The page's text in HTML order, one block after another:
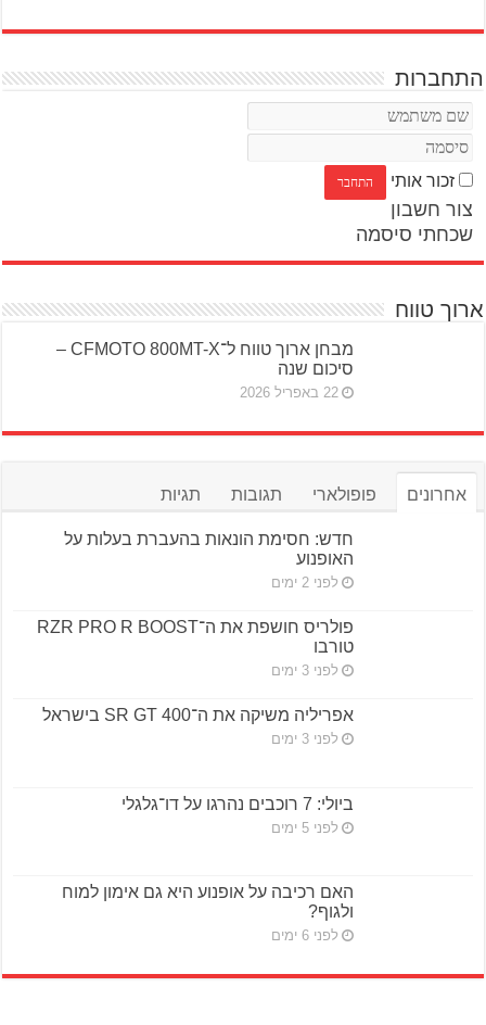
התחברות
זכור אותי
צור חשבון
שכחתי סיסמה
ארוך טווח
מבחן ארוך טווח ל־CFMOTO 800MT-X –
סיכום שנה
22 באפריל 2026
אחרונים פופולארי תגובות תגיות
חדש: חסימת הונאות בהעברת בעלות על
האופנוע
לפני 2 ימים
פולריס חושפת את ה־RZR PRO R BOOST
טורבו
לפני 3 ימים
אפריליה משיקה את ה־SR GT 400 בישראל
לפני 3 ימים
ביולי: 7 רוכבים נהרגו על דו־גלגלי
לפני 5 ימים
האם רכיבה על אופנוע היא גם אימון למוח
ולגוף?
לפני 6 ימים